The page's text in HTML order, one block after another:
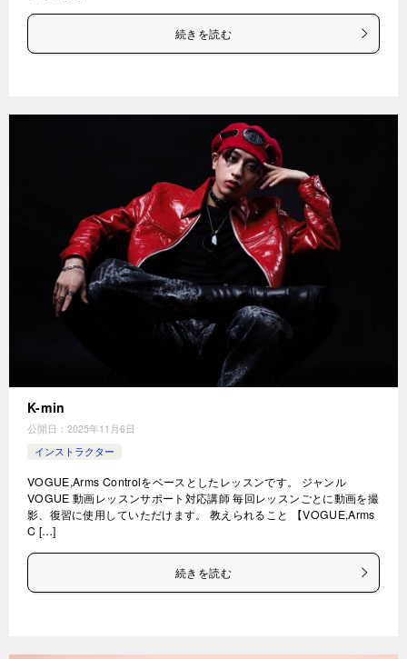
続きを読む
K-min
公開日： 2025年11月6日
インストラクター
VOGUE,Arms Controlをベースとしたレッスンです。 ジャンル
VOGUE 動画レッスンサポート対応講師 毎回レッスンごとに動画を撮
影、復習に使用していただけます。 教えられること 【VOGUE,Arms
C […]
続きを読む